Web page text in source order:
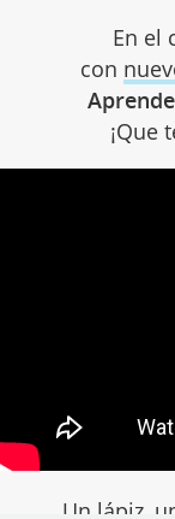
En el
con
¡Que
Un lápiz,